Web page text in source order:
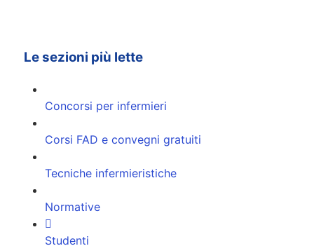
Le sezioni più lette
Concorsi per infermieri
Corsi FAD e convegni gratuiti
Tecniche infermieristiche
Normative
Studenti